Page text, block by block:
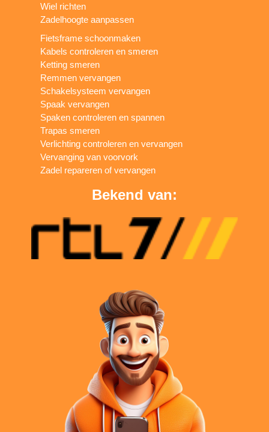
Wiel richten
Zadelhoogte aanpassen
Fietsframe schoonmaken
Kabels controleren en smeren
Ketting smeren
Remmen vervangen
Schakelsysteem vervangen
Spaak vervangen
Spaken controleren en spannen
Trapas smeren
Verlichting controleren en vervangen
Vervanging van voorvork
Zadel repareren of vervangen
Bekend van: